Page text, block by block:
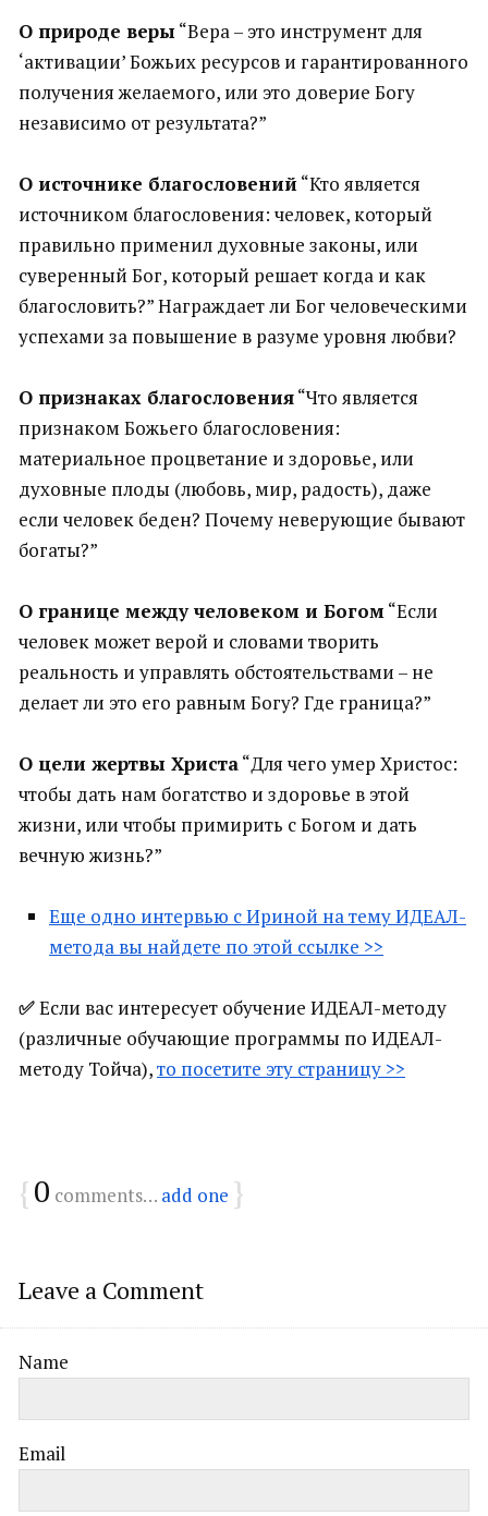
О природе веры “Вера – это инструмент для
‘активации’ Божьих ресурсов и гарантированного
получения желаемого, или это доверие Богу
независимо от результата?”
О источнике благословений “Кто является
источником благословения: человек, который
правильно применил духовные законы, или
суверенный Бог, который решает когда и как
благословить?” Награждает ли Бог человеческими
успехами за повышение в разуме уровня любви?
О признаках благословения“Что является
признаком Божьего благословения:
материальное процветание и здоровье, или
духовные плоды (любовь, мир, радость), даже
если человек беден? Почему неверующие бывают
богаты?”
О границе между человеком и Богом“Если
человек может верой и словами творить
реальность и управлять обстоятельствами – не
делает ли это его равным Богу? Где граница?”
О цели жертвы Христа“Для чего умер Христос:
чтобы дать нам богатство и здоровье в этой
жизни, или чтобы примирить с Богом и дать
вечную жизнь?”
Еще одно интервью с Ириной на тему ИДЕАЛ-
метода вы найдете по этой ссылке >>
✅Если вас интересует обучение ИДЕАЛ-методу
(различные обучающие программы по ИДЕАЛ-
методу Тойча),то посетите эту страницу >>
{0 comments… add one }
Leave a Comment
Name
Email